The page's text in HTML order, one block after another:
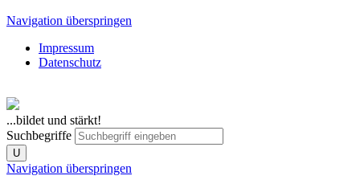
Navigation überspringen
Impressum
Datenschutz
...bildet und stärkt!
Suchbegriffe
U
Navigation überspringen